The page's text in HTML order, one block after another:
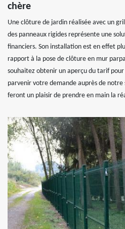
chère
Une clôture de jardin réalisée avec un
des panneaux rigides représente une
financiers. Son installation est en effet
rapport à la pose de clôture en mur
souhaitez obtenir un aperçu du tarif
parvenir votre demande auprès de notre
feront un plaisir de prendre en main la